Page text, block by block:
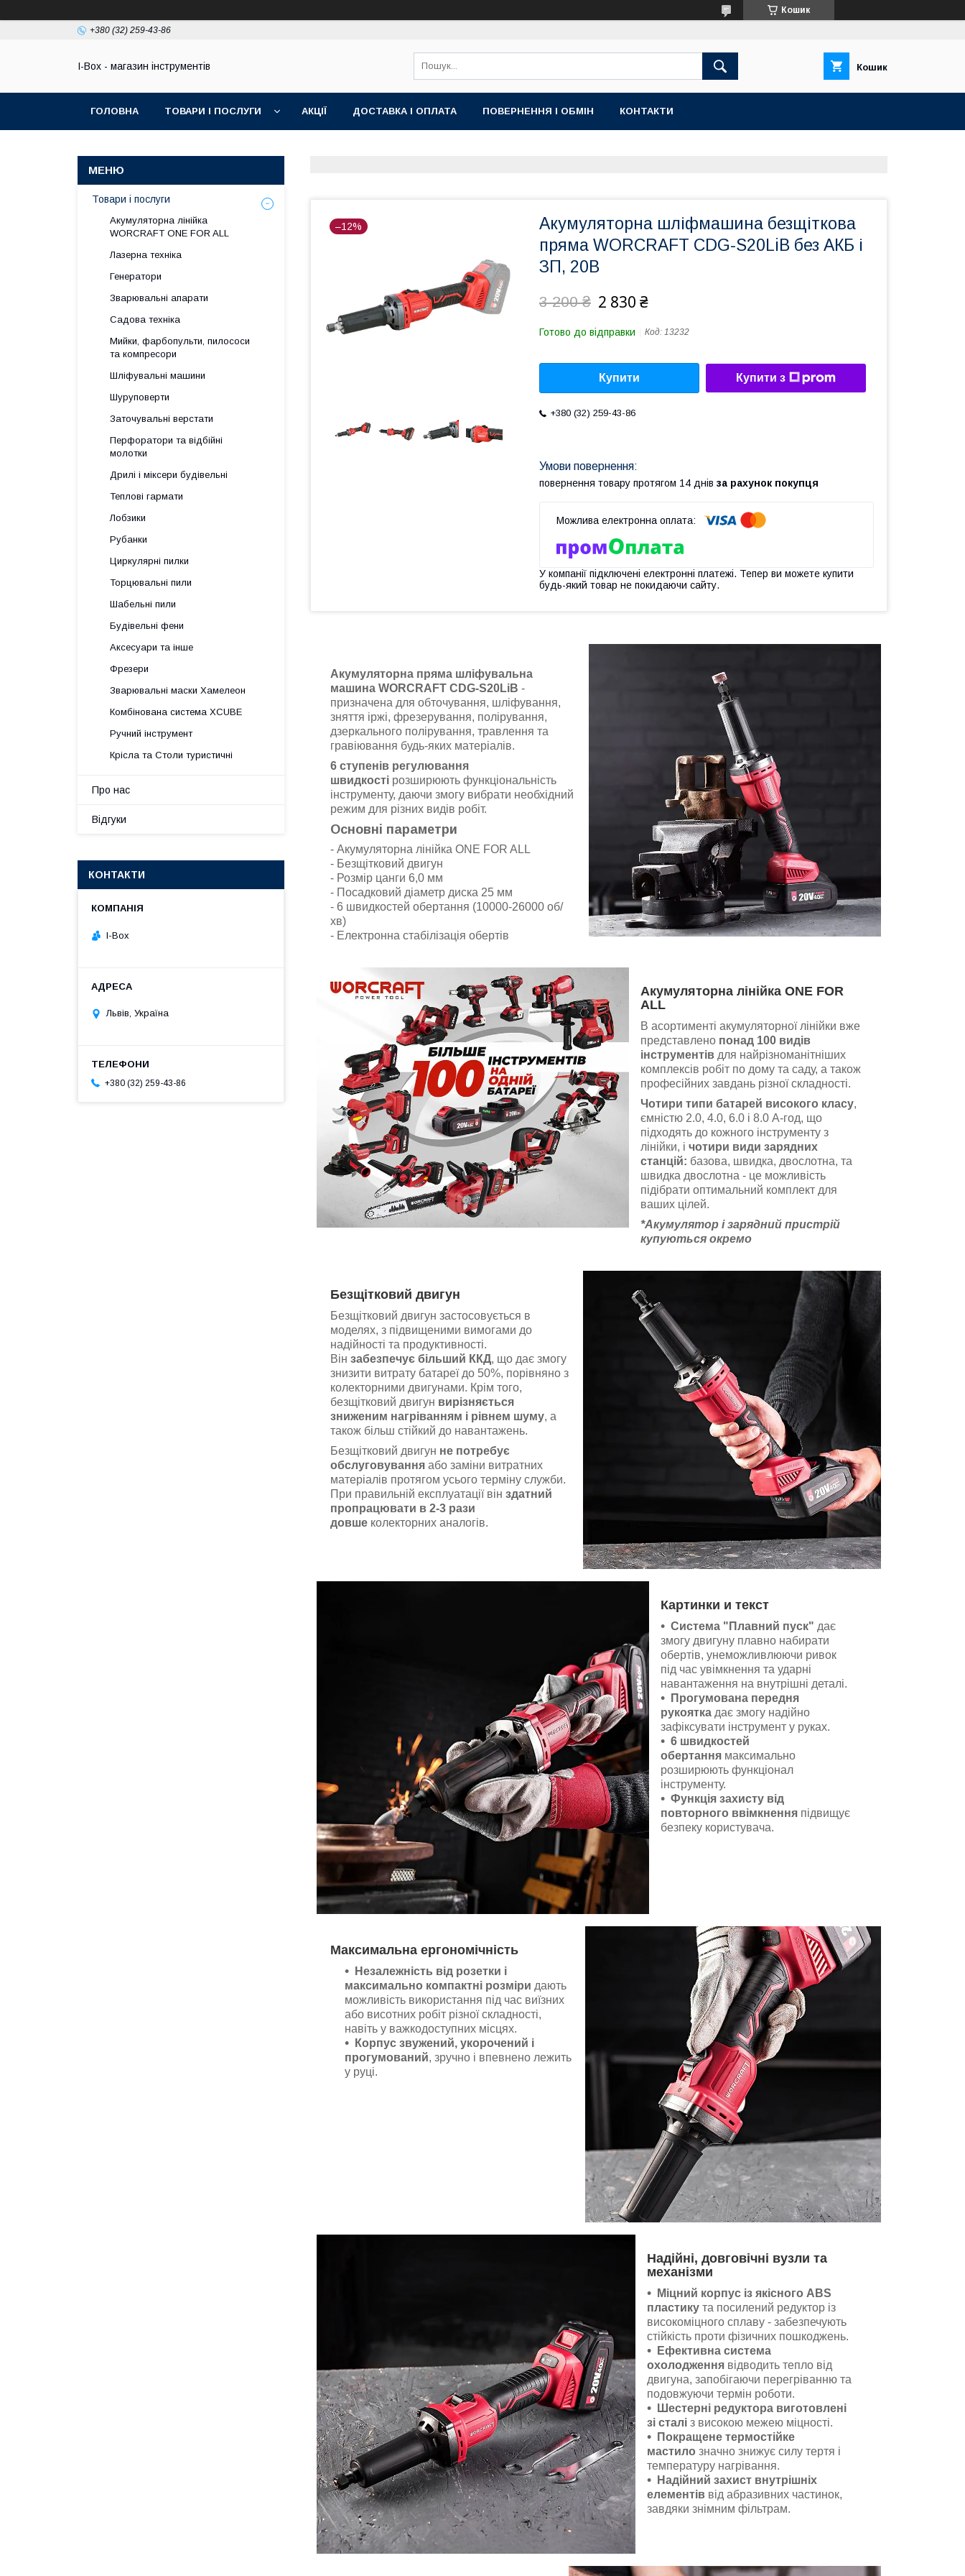
Кошик
+380 (32) 259-43-86
I-Box - магазин інструментів Кошик
ГОЛОВНА ТОВАРИ І ПОСЛУГИ АКЦІЇ ДОСТАВКА І ОПЛАТА ПОВЕРНЕННЯ І ОБМІН КОНТАКТИ
–12%
Акумуляторна шліфмашина безщіткова
пряма WORCRAFT CDG-S20LiB без АКБ і
ЗП, 20В
3 200 ₴ 2 830 ₴
Готово до відправки Код: 13232
Купити Купити з
+380 (32) 259-43-86
повернення товару протягом 14 днів за рахунок покупця
У компанії підключені електронні платежі. Тепер ви можете купити
будь-який товар не покидаючи сайту.
Акумуляторна пряма шліфувальна
машина WORCRAFT CDG-S20LiB -
призначена для обточування, шліфування,
зняття іржі, фрезерування, полірування,
дзеркального полірування, травлення та
гравіювання будь-яких матеріалів.
6 ступенів регулювання
швидкості розширюють функціональність
інструменту, даючи змогу вибрати необхідний
режим для різних видів робіт.
Основні параметри
- Акумуляторна лінійка ONE FOR ALL
- Безщітковий двигун
- Розмір цанги 6,0 мм
- Посадковий діаметр диска 25 мм
- 6 швидкостей обертання (10000‑26000 об/
хв)
- Електронна стабілізація обертів
Акумуляторна лінійка ONE FOR
ALL
В асортименті акумуляторної лінійки вже
представлено понад 100 видів
інструментів для найрізноманітніших
комплексів робіт по дому та саду, а також
професійних завдань різної складності.
Чотири типи батарей високого класу,
ємністю 2.0, 4.0, 6.0 і 8.0 А-год, що
підходять до кожного інструменту з
лінійки, і чотири види зарядних
станцій: базова, швидка, двослотна, та
швидка двослотна - це можливість
підібрати оптимальний комплект для
ваших цілей.
*Акумулятор і зарядний пристрій
купуються окремо
Безщітковий двигун
Безщітковий двигун застосовується в
моделях, з підвищеними вимогами до
надійності та продуктивності.
Він забезпечує більший ККД, що дає змогу
знизити витрату батареї до 50%, порівняно з
колекторними двигунами. Крім того,
безщітковий двигун вирізняється
зниженим нагріванням і рівнем шуму, а
також більш стійкий до навантажень.
Безщітковий двигун не потребує
обслуговування або заміни витратних
матеріалів протягом усього терміну служби.
При правильній експлуатації він здатний
пропрацювати в 2-3 рази
довше колекторних аналогів.
Картинки и текст
Система "Плавний пуск" дає
змогу двигуну плавно набирати
обертів, унеможливлюючи ривок
під час увімкнення та ударні
навантаження на внутрішні деталі.
Прогумована передня
рукоятка дає змогу надійно
зафіксувати інструмент у руках.
6 швидкостей
обертання максимально
розширюють функціонал
інструменту.
Функція захисту від
повторного ввімкнення підвищує
безпеку користувача.
Максимальна ергономічність
Незалежність від розетки і
максимально компактні розміри дають
можливість використання під час виїзних
або висотних робіт різної складності,
навіть у важкодоступних місцях.
Корпус звужений, укорочений і
прогумований, зручно і впевнено лежить
у руці.
Надійні, довговічні вузли та
механізми
Міцний корпус із якісного ABS
пластику та посилений редуктор із
високоміцного сплаву - забезпечують
стійкість проти фізичних пошкоджень.
Ефективна система
охолодження відводить тепло від
двигуна, запобігаючи перегріванню та
подовжуючи термін роботи.
Шестерні редуктора виготовлені
зі сталі з високою межею міцності.
Покращене термостійке
мастило значно знижує силу тертя і
температуру нагрівання.
Надійний захист внутрішніх
елементів від абразивних частинок,
завдяки знімним фільтрам.
Товари і послуги
Акумуляторна лінійка
WORCRAFT ONE FOR ALL
Лазерна техніка
Генератори
Зварювальні апарати
Садова техніка
Мийки, фарбопульти, пилососи
та компресори
Шліфувальні машини
Шуруповерти
Заточувальні верстати
Перфоратори та відбійні
молотки
Дрилі і міксери будівельні
Теплові гармати
Лобзики
Рубанки
Циркулярні пилки
Торцювальні пили
Шабельні пили
Будівельні фени
Аксесуари та інше
Фрезери
Зварювальні маски Хамелеон
Комбінована система XCUBE
Ручний інструмент
Крісла та Столи туристичні
Про нас
Відгуки
КОНТАКТИ
I-Box
Львів, Україна
+380 (32) 259-43-86